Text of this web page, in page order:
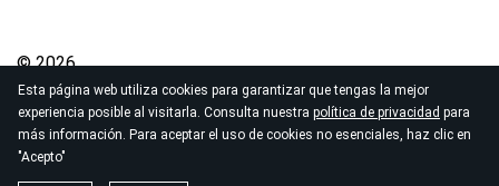
Esta página web utiliza cookies para garantizar que tengas la mejor
experiencia posible al visitarla. Consulta nuestra política de privacidad para
más información. Para aceptar el uso de cookies no esenciales, haz clic en
"Acepto"
© 2026
Derechos de autor Yola Inc. Todos los derechos
reservados.
Política de Privacidad